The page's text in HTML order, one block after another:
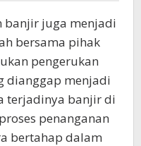
banjir juga menjadi
bersama pihak
pengerukan
dianggap menjadi
terjadinya banjir di
penanganan
bertahap dalam